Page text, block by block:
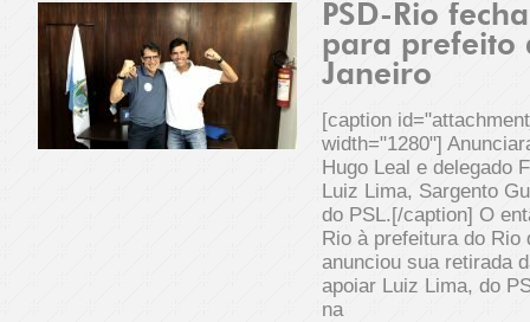
PSD-Rio
para prefeito
Janeiro
[caption
width="1280"]
Hugo Leal e delegado
Luiz Lima, Sargento
do PSL.[/caption] O
Rio à prefeitura do Rio
anunciou sua retirada
apoiar Luiz Lima, do
na